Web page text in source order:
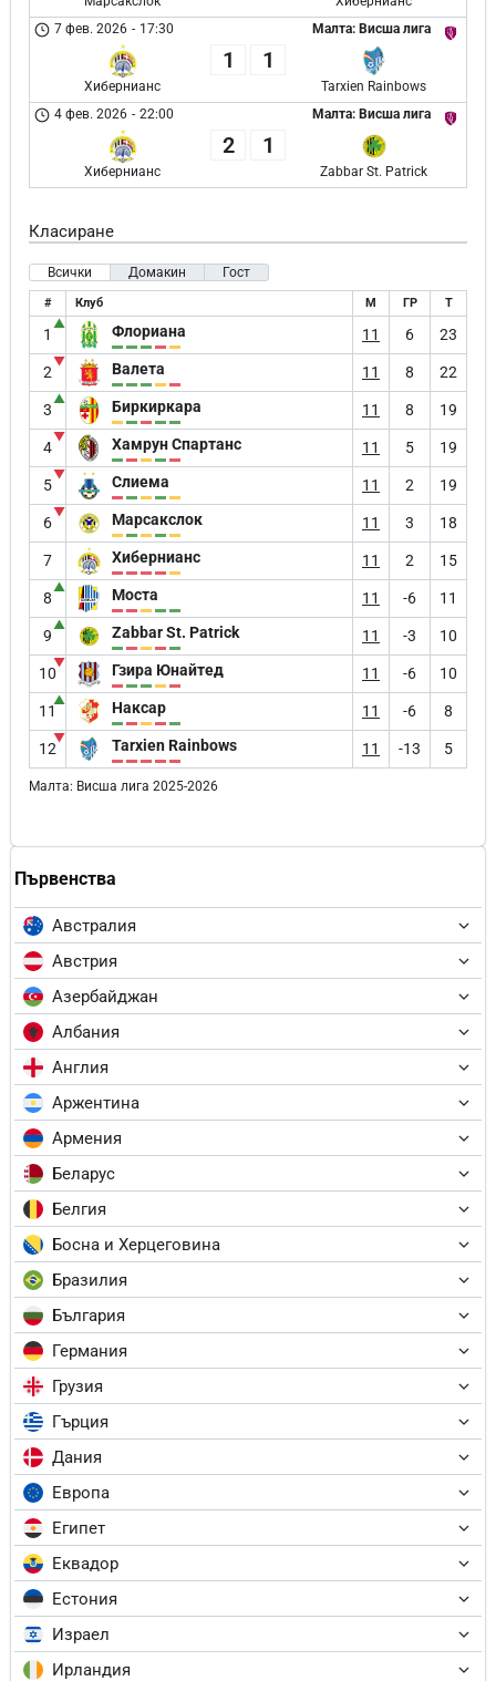
Първенства
Австралия
Австрия
Азербайджан
Албания
Англия
Аржентина
Армения
Беларус
Белгия
Босна и Херцеговина
Бразилия
България
Германия
Грузия
Гърция
Дания
Европа
Египет
Еквадор
Естония
Израел
Ирландия
Малта: Висша лига
7 фев. 2026 - 17:30
Хибернианс
1 1
Tarxien Rainbows
Малта: Висша лига
4 фев. 2026 - 22:00
Хибернианс
2 1
Zabbar St. Patrick
Класиране
Всички Домакин Гост
# Клуб М ГР Т
1
▲ Флориана 11 6 23
2
▼ Валета 11 8 22
3
▲ Биркиркара 11 8 19
4
▼ Хамрун Спартанс 11 5 19
5
▼ Слиема 11 2 19
6
▼ Марсакслок 11 3 18
7 Хибернианс 11 2 15
8
▲ Моста 11 -6 11
9
▲ Zabbar St. Patrick 11 -3 10
10
▼ Гзира Юнайтед 11 -6 10
11
▲ Наксар 11 -6 8
12
▼ Tarxien Rainbows 11 -13 5
Малта: Висша лига 2025-2026